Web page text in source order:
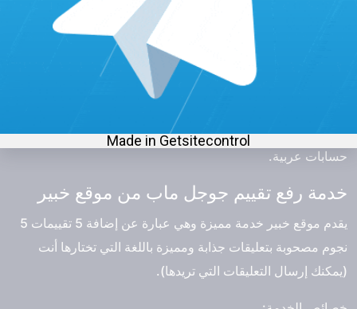
تسليم سريع: تضمن موقع فوير تسليم الخدمة خلال 24
ساعة، ويعتمد ذلك على الكمية التي تطلبها.
ضمان جودة: تضمن موقع فوير تقديم تقييمات خمس
سلبيات: من المحتمل عدم تقديم تقييمات عالية الجودة من
حسابات عربية.
خدمة رفع تقييم جوجل ماب من موقع خبير
يقدم موقع خبير خدمة مميزة وهي عبارة عن إضافة 5 تقييمات 5
نجوم مصحوبة بتعليقات جذابة ومميزة باللغة التي تختارها أنت
(يمكنك إرسال التعليقات التي تريدها).